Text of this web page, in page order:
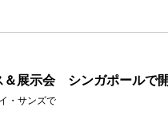
＆展示会 シンガポールで
・サンズで